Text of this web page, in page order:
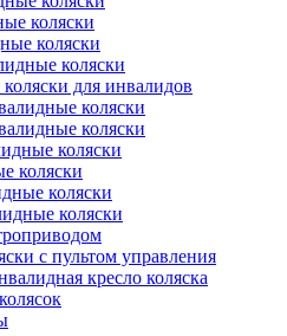
коляски
коляски
коляски
для инвалидов
коляски
коляски
коляски
коляски
коляски
коляски
с пультом управления
кресло коляска